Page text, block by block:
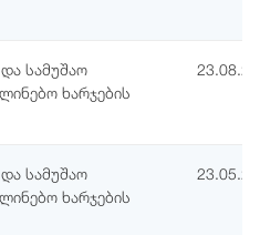
სამუშაო
ხარჯების
სამუშაო
ხარჯების